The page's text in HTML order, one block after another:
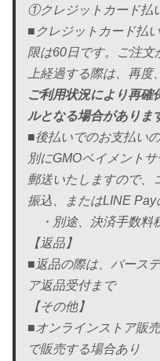
①クレジットカード
■クレジットカード払
限は60日です。ご注文
上経過する際は、再度
ご利用状況により再確
ルとなる場合がありま
■後払いでのお支払い
別にGMOペイメント
郵送いたしますので、
振込、またはLINE Pay
・別途、決済手数料
【返品】
■返品の際は、バース
ア返品受付まで
【その他】
■オンラインストア販
で販売する場合あり